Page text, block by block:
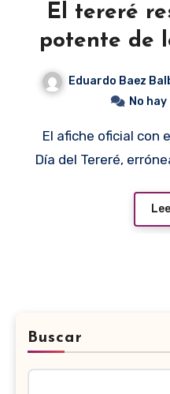
El tereré
potente de
Eduardo Baez
No
El afiche oficial con el que se promociona el
Día del Tereré,
Buscar